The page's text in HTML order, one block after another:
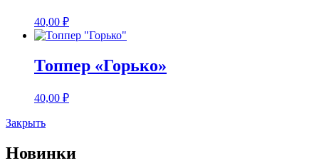
40,00 ₽
Топпер «Горько»
40,00 ₽
Закрыть
Новинки